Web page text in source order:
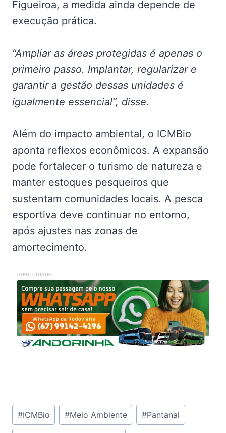
Figueiroa, a medida ainda depende de
execução prática.
“Ampliar as áreas protegidas é apenas o
primeiro passo. Implantar, regularizar e
garantir a gestão dessas unidades é
igualmente essencial”, disse.
Além do impacto ambiental, o ICMBio
aponta reflexos econômicos. A expansão
pode fortalecer o turismo de natureza e
manter estoques pesqueiros que
sustentam comunidades locais. A pesca
esportiva deve continuar no entorno,
após ajustes nas zonas de
amortecimento.
PUBLICIDADE
Tags
do
#ICMBio #Meio Ambiente #Pantanal